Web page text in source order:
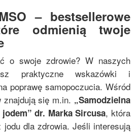
– bestsellerowe
odmienią twoje
o swoje zdrowie? W naszych
praktyczne wskazówki i
poprawę samopoczucia. Wśród
się m.in. „Samodzielna
”dr. Marka Sircusa, która
dla zdrowia. Jeśli interesują